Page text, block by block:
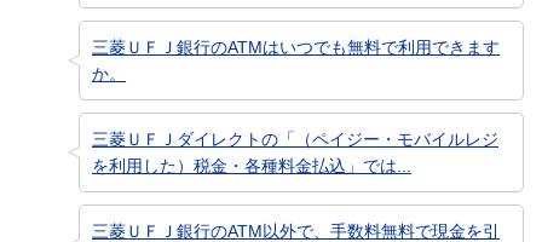
三菱ＵＦＪ銀行のATMはいつでも無料で利用できます
か。
三菱ＵＦＪダイレクトの「（ペイジー・モバイルレジ
を利用した）税金・各種料金払込」では...
三菱ＵＦＪ銀行のATM以外で、手数料無料で現金を引